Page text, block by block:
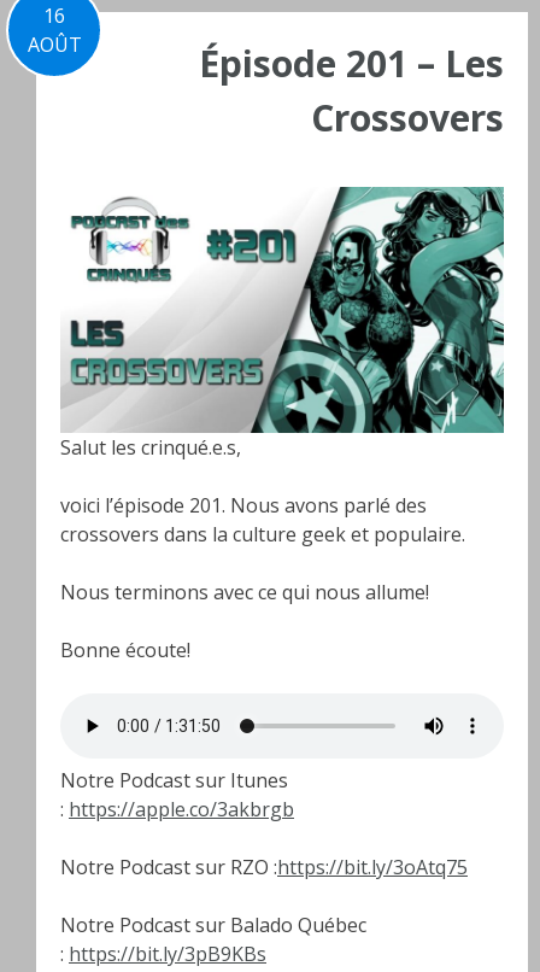
16
AOÛT
Épisode 201 – Les
Crossovers
Salut les crinqué.e.s,
voici l’épisode 201. Nous avons parlé des
crossovers dans la culture geek et populaire.
Nous terminons avec ce qui nous allume!
Bonne écoute!
Notre Podcast sur Itunes
: https://apple.co/3akbrgb
Notre Podcast sur RZO :https://bit.ly/3oAtq75
Notre Podcast sur Balado Québec
: https://bit.ly/3pB9KBs